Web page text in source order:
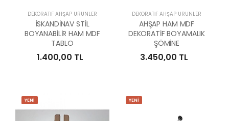
DEKORATİF AHŞAP ÜRÜNLER
İSKANDİNAV STİL
BOYANABİLİR HAM MDF
TABLO
1.400,00 TL
DEKORATİF AHŞAP ÜRÜNLER
AHŞAP HAM MDF
DEKORATİF BOYAMALIK
ŞÖMİNE
3.450,00 TL
YENİ YENİ